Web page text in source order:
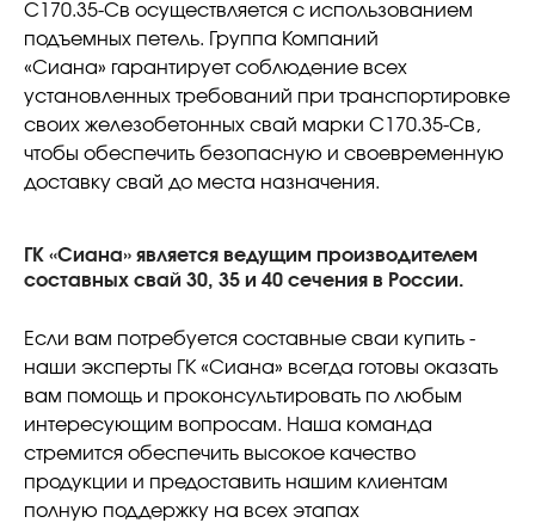
С170.35-Св осуществляется с использованием
подъемных петель. Группа Компаний
«Сиана» гарантирует соблюдение всех
установленных требований при транспортировке
своих железобетонных свай марки С170.35-Св,
чтобы обеспечить безопасную и своевременную
доставку свай до места назначения.
ГК «Сиана» является ведущим производителем
составных свай 30, 35 и 40 сечения в России.
Если вам потребуется составные сваи купить -
наши эксперты ГК «Сиана» всегда готовы оказать
вам помощь и проконсультировать по любым
интересующим вопросам. Наша команда
стремится обеспечить высокое качество
продукции и предоставить нашим клиентам
полную поддержку на всех этапах